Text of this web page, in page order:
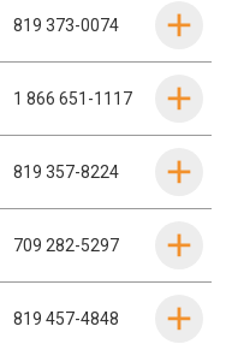
819 373-0074
1 866 651-1117
819 357-8224
709 282-5297
819 457-4848